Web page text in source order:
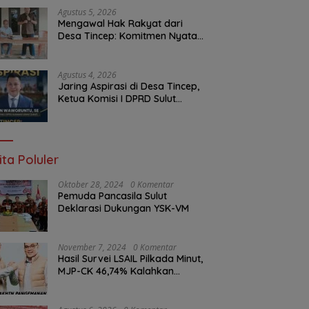
Malam Ini
Agustus 5, 2026
Mengawal Hak Rakyat dari
Desa Tincep: Komitmen Nyata
Depan Aspirasi Warga
Agustus 4, 2026
Jaring Aspirasi di Desa Tincep,
Ketua Komisi I DPRD Sulut
Poluler
Oktober 28, 2024 0 Komentar
Pemuda Pancasila Sulut
Deklarasi Dukungan YSK-VM
November 7, 2024 0 Komentar
Hasil Survei LSAIL Pilkada Minut,
MJP-CK 46,74% Kalahkan